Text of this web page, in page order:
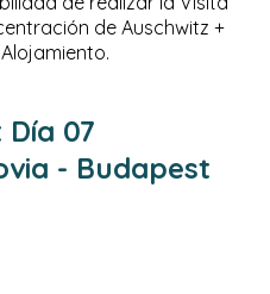
de Auschwitz +
Día 07
- Budapest